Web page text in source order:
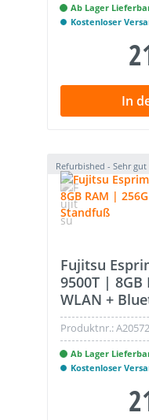
Ab Lager
Kostenloser
In
Refurbished - Sehr gut
Fujitsu
9500T | 8GB
WLAN +
Produktnr.:
Ab Lager
Kostenloser